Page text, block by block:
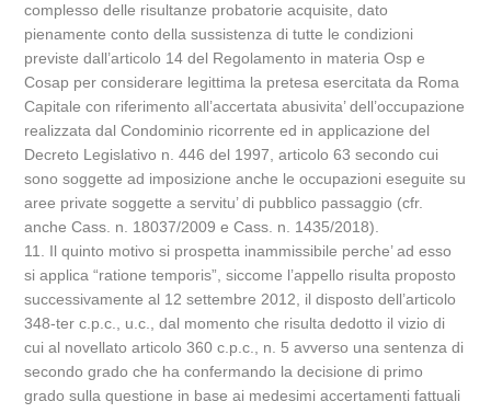
complesso delle risultanze probatorie acquisite, dato
pienamente conto della sussistenza di tutte le condizioni
previste dall’articolo 14 del Regolamento in materia Osp e
Cosap per considerare legittima la pretesa esercitata da Roma
Capitale con riferimento all’accertata abusivita’ dell’occupazione
realizzata dal Condominio ricorrente ed in applicazione del
Decreto Legislativo n. 446 del 1997, articolo 63 secondo cui
sono soggette ad imposizione anche le occupazioni eseguite su
aree private soggette a servitu’ di pubblico passaggio (cfr.
anche Cass. n. 18037/2009 e Cass. n. 1435/2018).
11. Il quinto motivo si prospetta inammissibile perche’ ad esso
si applica “ratione temporis”, siccome l’appello risulta proposto
successivamente al 12 settembre 2012, il disposto dell’articolo
348-ter c.p.c., u.c., dal momento che risulta dedotto il vizio di
cui al novellato articolo 360 c.p.c., n. 5 avverso una sentenza di
secondo grado che ha confermando la decisione di primo
grado sulla questione in base ai medesimi accertamenti fattuali